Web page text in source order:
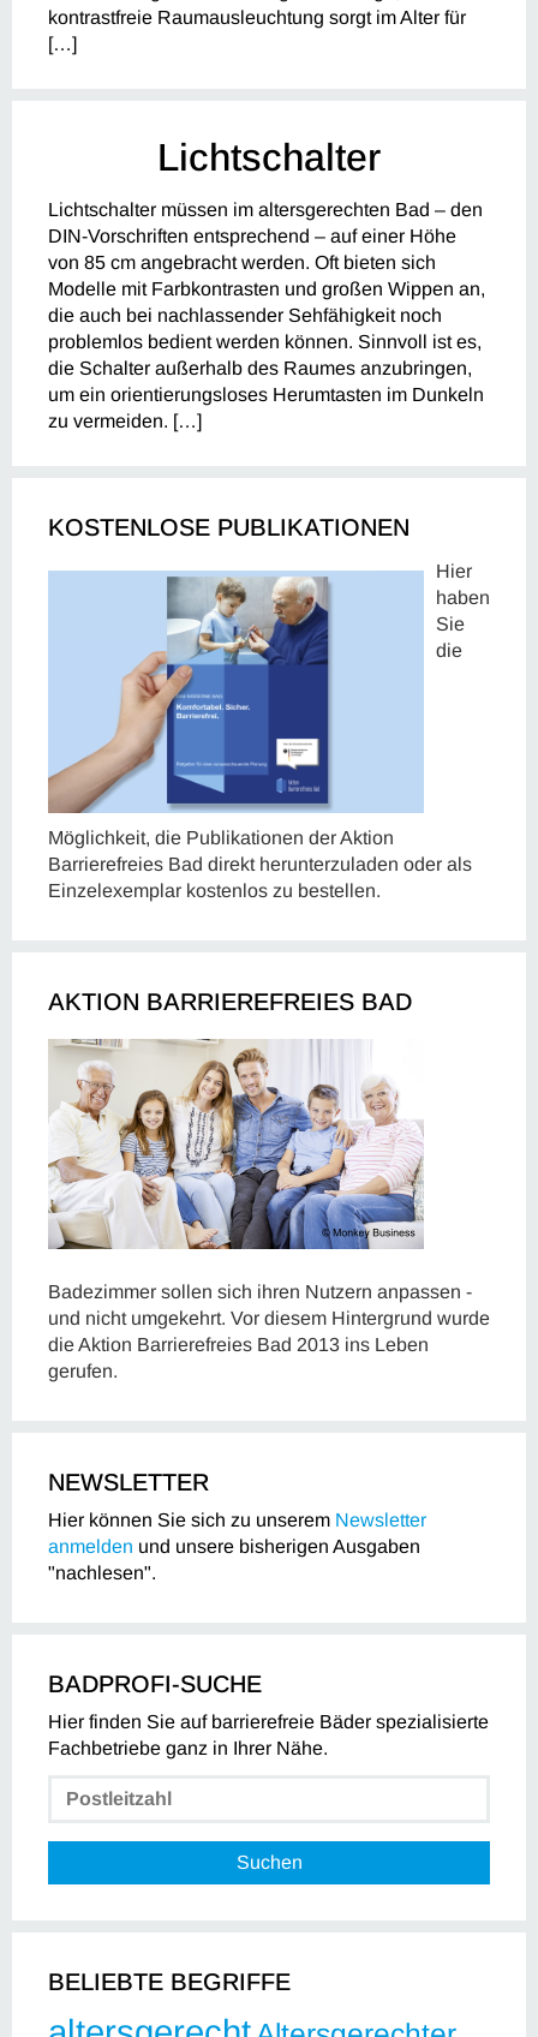
kontrastfreie Raumausleuchtung sorgt im Alter für
[…]
Lichtschalter
Lichtschalter müssen im altersgerechten Bad – den
DIN-Vorschriften entsprechend – auf einer Höhe
von 85 cm angebracht werden. Oft bieten sich
Modelle mit Farbkontrasten und großen Wippen an,
die auch bei nachlassender Sehfähigkeit noch
problemlos bedient werden können. Sinnvoll ist es,
die Schalter außerhalb des Raumes anzubringen,
um ein orientierungsloses Herumtasten im Dunkeln
zu vermeiden. […]
KOSTENLOSE PUBLIKATIONEN
Hier
haben
Sie
die
Möglichkeit, die Publikationen der Aktion
Barrierefreies Bad direkt herunterzuladen oder als
Einzelexemplar kostenlos zu bestellen.
AKTION BARRIEREFREIES BAD
Badezimmer sollen sich ihren Nutzern anpassen -
und nicht umgekehrt. Vor diesem Hintergrund wurde
die Aktion Barrierefreies Bad 2013 ins Leben
gerufen.
NEWSLETTER
Hier können Sie sich zu unserem Newsletter
anmelden und unsere bisherigen Ausgaben
"nachlesen".
BADPROFI-SUCHE
Hier finden Sie auf barrierefreie Bäder spezialisierte
Fachbetriebe ganz in Ihrer Nähe.
Suchen
BELIEBTE BEGRIFFE